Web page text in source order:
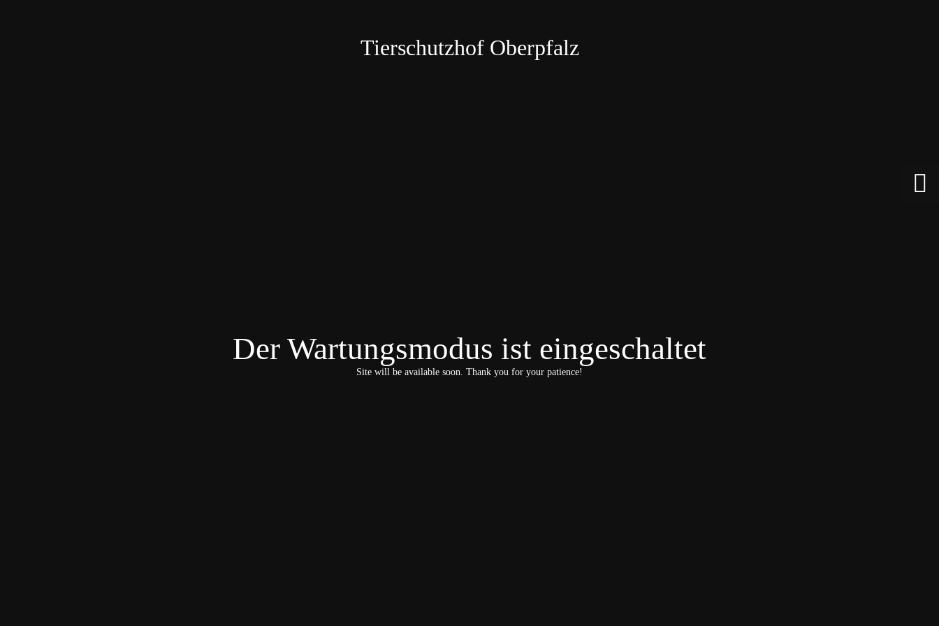
Tierschutzhof Oberpfalz
Der Wartungsmodus ist eingeschaltet
Site will be available soon. Thank you for your patience!